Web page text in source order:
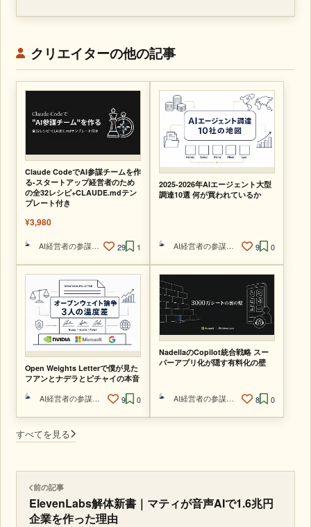
クリエイターの他の記事
Claude CodeでAI参謀チームを作
る-スタートアップ経営者のため
の全32レシピ+CLAUDE.mdテン
プレート付き
¥3,980
AI経営者の参謀@ひで 29 1
2025-2026年AIエージェント大型
調達10選 何が買われているか
AI経営者の参謀@ひで 9 0
Open Weights Letterで僕が見た
フアンとナデラとピチャイの本音
9 0
NadellaのCopilot統合戦略 スー
パーアプリ化が隠す有料化の壁
8 0
すべてを見る
前の記事
ElevenLabs解体新書｜マティが音声AIで1.6兆円
企業を作った理由